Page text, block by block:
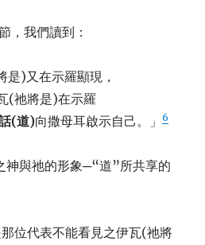
，我們讀到：
是)又在示羅顯現，
(祂將是)在示羅
(道)向撒母耳啟示自己。」 6
神與祂的形象─“道”所共享的
位代表不能看見之伊瓦(祂將